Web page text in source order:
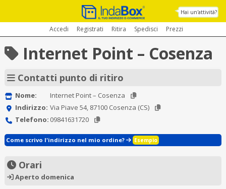
Hai un'attività?
Accedi Registrati Ritira Spedisci Prezzi
Internet Point – Cosenza
Contatti punto di ritiro
Nome:
Internet Point – Cosenza
Indirizzo: Via Piave 54, 87100 Cosenza (CS)
Telefono: 09841631720
Come scrivo l'indirizzo nel mio ordine? Esempio
Orari
Aperto domenica